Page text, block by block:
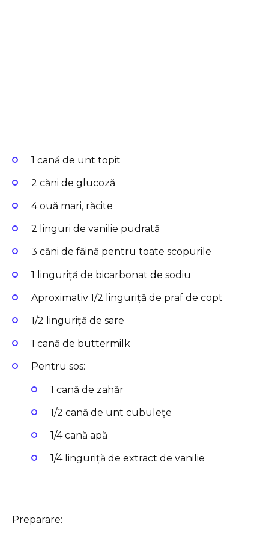
1 cană de unt topit
2 căni de glucoză
4 ouă mari, răcite
2 linguri de vanilie pudrată
3 căni de făină pentru toate scopurile
1 linguriță de bicarbonat de sodiu
Aproximativ 1/2 linguriță de praf de copt
1/2 linguriță de sare
1 cană de buttermilk
Pentru sos:
1 cană de zahăr
1/2 cană de unt cubulețe
1/4 cană apă
1/4 linguriță de extract de vanilie
Preparare: